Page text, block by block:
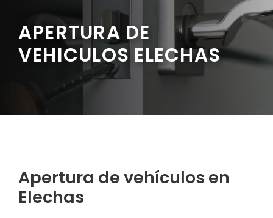
APERTURA DE
VEHICULOS ELECHAS
Apertura de vehículos en
Elechas